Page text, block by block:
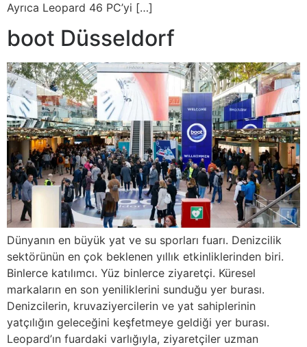
Ayrıca Leopard 46 PC’yi […]
boot Düsseldorf
Dünyanın en büyük yat ve su sporları fuarı. Denizcilik
sektörünün en çok beklenen yıllık etkinliklerinden biri.
Binlerce katılımcı. Yüz binlerce ziyaretçi. Küresel
markaların en son yeniliklerini sunduğu yer burası.
Denizcilerin, kruvaziyercilerin ve yat sahiplerinin
yatçılığın geleceğini keşfetmeye geldiği yer burası.
Leopard’ın fuardaki varlığıyla, ziyaretçiler uzman